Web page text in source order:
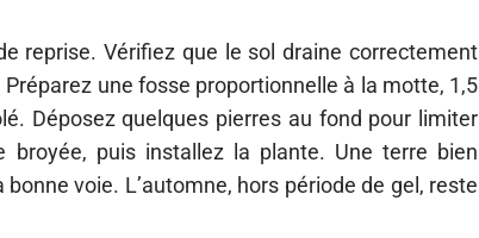
reprise. Vérifiez que le sol draine correctement
une fosse proportionnelle à la motte, 1,5
Déposez quelques pierres au fond pour limiter
broyée, puis installez la plante. Une terre bien
voie. L’automne, hors période de gel, reste